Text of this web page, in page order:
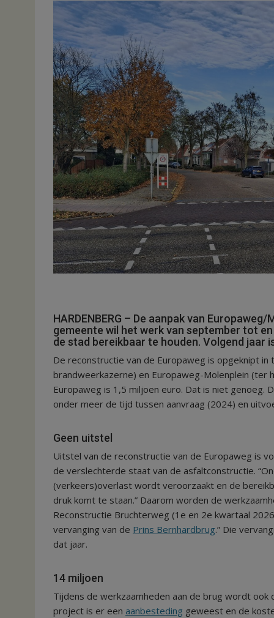
HARDENBERG – De aanpak van
gemeente wil het werk van september tot
de stad bereikbaar te houden. Volgend jaar
De reconstructie van de Europaweg is opgeknipt
brandweerkazerne) en Europaweg-Molenplein
Europaweg is 1,5 miljoen euro. Dat is niet genoeg.
onder meer de tijd tussen aanvraag (2024) en
Geen uitstel
Uitstel van de reconstructie van de Europaweg is
de verslechterde staat van de asfaltconstructie.
(verkeers)overlast wordt veroorzaakt en de
druk komt te staan.” Daarom worden de
Reconstructie Bruchterweg (1e en 2e kwartaal
vervanging van de Prins Bernhardbrug.” Die
dat jaar.
14 miljoen
Tijdens de werkzaamheden aan de brug wordt
project is er een aanbesteding geweest en de